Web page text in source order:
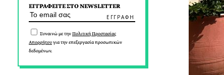
ΕΓΓΡΑΦΕΙΤΕ ΣΤΟ NEWSLETTER
Συναινώ με τηνΠολιτική Προστασίας
Απορρήτουγια την επεξεργασία προσωπικών
δεδομένων.